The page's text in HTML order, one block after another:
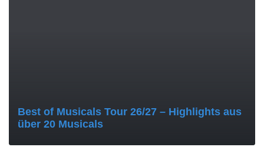
Best of Musicals Tour 26/27 – Highlights aus
über 20 Musicals